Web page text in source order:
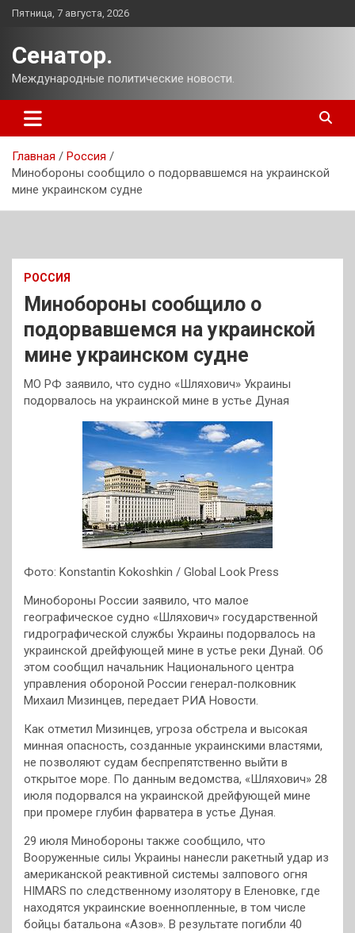
Перейти
Пятница, 7 августа, 2026
Сенатор.
Международные политические новости.
Главная
Россия
Минобороны сообщило о подорвавшемся на украинской
мине украинском судне
РОССИЯ
Минобороны сообщило о
подорвавшемся на украинской
мине украинском судне
МО РФ заявило, что судно «Шляхович» Украины
подорвалось на украинской мине в устье Дуная
Фото: Konstantin Kokoshkin / Global Look Press
Минобороны России заявило, что малое
географическое судно «Шляхович» государственной
гидрографической службы Украины подорвалось на
украинской дрейфующей мине в устье реки Дунай. Об
этом сообщил начальник Национального центра
управления обороной России генерал-полковник
Михаил Мизинцев, передает РИА Новости.
Как отметил Мизинцев, угроза обстрела и высокая
минная опасность, созданные украинскими властями,
не позволяют судам беспрепятственно выйти в
открытое море. По данным ведомства, «Шляхович» 28
июля подорвался на украинской дрейфующей мине
при промере глубин фарватера в устье Дуная.
29 июля Минобороны также сообщило, что
Вооруженные силы Украины нанесли ракетный удар из
американской реактивной системы залпового огня
HIMARS по следственному изолятору в Еленовке, где
находятся украинские военнопленные, в том числе
бойцы батальона «Азов». В результате погибли 40